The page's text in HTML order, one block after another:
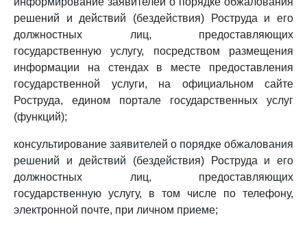
решений и действий (бездействия) Роструда и его
должностных лиц, предоставляющих
государственную услугу, посредством размещения
информации на стендах в месте предоставления
государственной услуги, на официальном сайте
Роструда, едином портале государственных услуг
(функций);
консультирование заявителей о порядке обжалования
решений и действий (бездействия) Роструда и его
должностных лиц, предоставляющих
государственную услугу, в том числе по телефону,
электронной почте, при личном приеме;